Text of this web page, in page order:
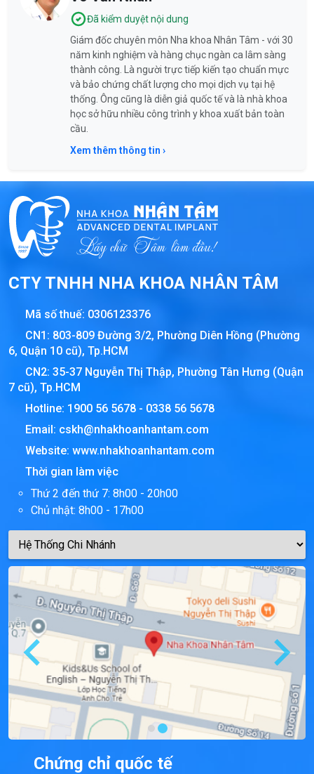
Đã kiểm duyệt nội dung
Giám đốc chuyên môn Nha khoa Nhân Tâm - với 30
năm kinh nghiệm và hàng chục ngàn ca lâm sàng
thành công. Là người trực tiếp kiến tạo chuẩn mực
và bảo chứng chất lượng cho mọi dịch vụ tại hệ
thống. Ông cũng là diễn giả quốc tế và là nhà khoa
học sở hữu nhiều công trình y khoa xuất bản toàn
cầu.
Xem thêm thông tin ›
CTY TNHH NHA KHOA NHÂN TÂM
Mã số thuế: 0306123376
CN1: 803-809 Đường 3/2, Phường Diên Hồng (Phường
6, Quận 10 cũ), Tp.HCM
CN2: 35-37 Nguyễn Thị Thập, Phường Tân Hưng (Quận
7 cũ), Tp.HCM
Hotline: 1900 56 5678 - 0338 56 5678
Email: cskh@nhakhoanhantam.com
Website: www.nhakhoanhantam.com
Thời gian làm việc
Thứ 2 đến thứ 7: 8h00 - 20h00
Chủ nhật: 8h00 - 17h00
Chứng chỉ quốc tế